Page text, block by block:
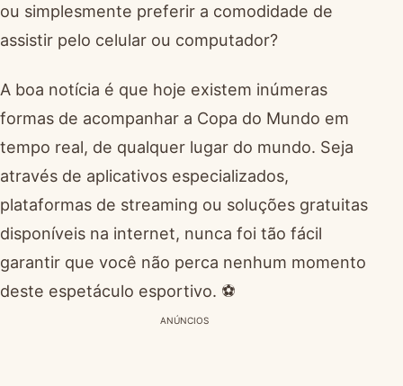
ou simplesmente preferir a comodidade de
assistir pelo celular ou computador?
A boa notícia é que hoje existem inúmeras
formas de acompanhar a Copa do Mundo em
tempo real, de qualquer lugar do mundo. Seja
através de aplicativos especializados,
plataformas de streaming ou soluções gratuitas
disponíveis na internet, nunca foi tão fácil
garantir que você não perca nenhum momento
deste espetáculo esportivo. ⚽
ANÚNCIOS